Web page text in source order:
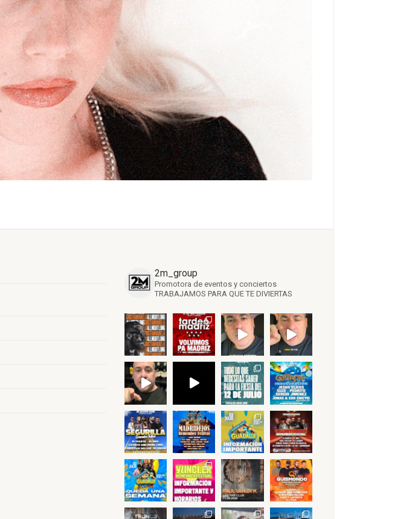
2m_group
Promotora de eventos y conciertos
TRABAJAMOS PARA QUE TE DIVIERTAS